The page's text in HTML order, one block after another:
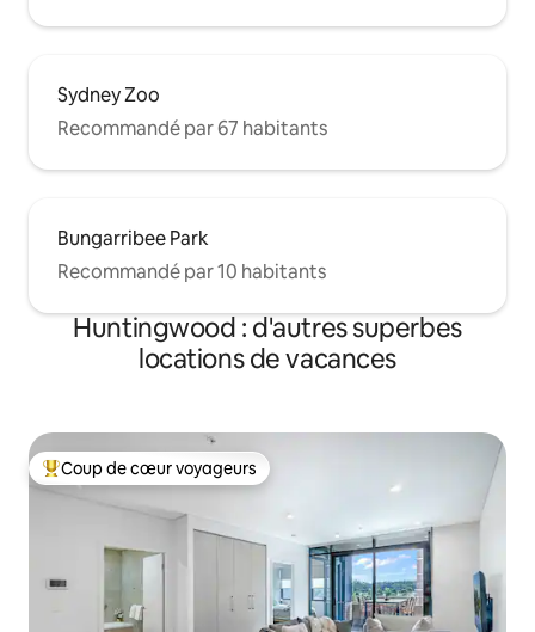
Sydney Zoo
Recommandé par 67 habitants
Bungarribee Park
Recommandé par 10 habitants
Huntingwood : d'autres superbes
locations de vacances
Coups de cœur voyageurs les plus appréciés
Coup de cœur voyageurs